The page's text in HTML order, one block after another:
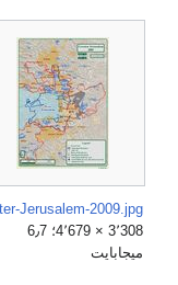
3٬308 × 4٬679؛ 6٫7
ميجابايت